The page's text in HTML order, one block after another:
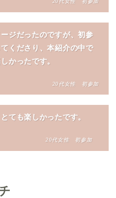
ジだったのですが、初参
くださり、本紹介の中で
かったです。
20代女性 初参加
ても楽しかったです。
20代女性 初参加